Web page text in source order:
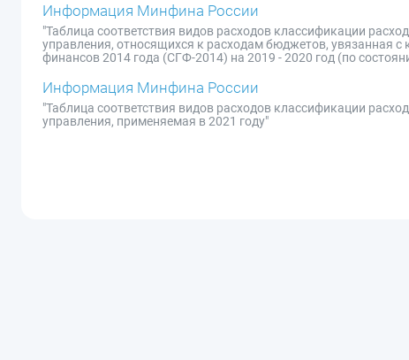
Информация Минфина России
"Таблица соответствия видов расходов классификации
управления, относящихся к расходам бюджетов, увязанная
финансов 2014 года (СГФ-2014) на 2019 - 2020 год (по
Информация Минфина России
"Таблица соответствия видов расходов классификации
управления, применяемая в 2021 году"